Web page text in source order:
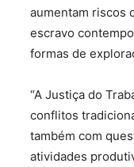
aumentam riscos
escravo
formas de
“A Justiça do
conflitos
também com
atividades